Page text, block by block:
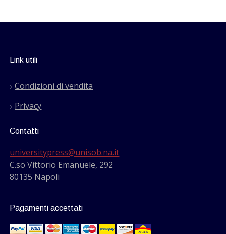
Link utili
Condizioni di vendita
Privacy
Contatti
universitypress@unisob.na.it
C.so Vittorio Emanuele, 292
80135 Napoli
Pagamenti accettati